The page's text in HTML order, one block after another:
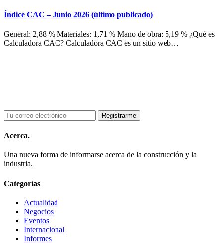
Índice CAC – Junio 2026 (último publicado)
General: 2,88 % Materiales: 1,71 % Mano de obra: 5,19 % ¿Qué es
Calculadora CAC? Calculadora CAC es un sitio web…
Acerca.
Una nueva forma de informarse acerca de la construcción y la
industria.
Categorías
Actualidad
Negocios
Eventos
Internacional
Informes